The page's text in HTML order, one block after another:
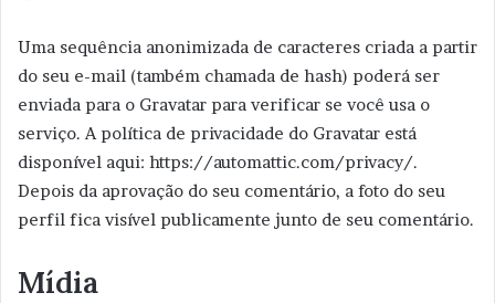
Uma sequência anonimizada de caracteres criada a partir
do seu e-mail (também chamada de hash) poderá ser
enviada para o Gravatar para verificar se você usa o
serviço. A política de privacidade do Gravatar está
disponível aqui: https://automattic.com/privacy/.
Depois da aprovação do seu comentário, a foto do seu
perfil fica visível publicamente junto de seu comentário.
Mídia